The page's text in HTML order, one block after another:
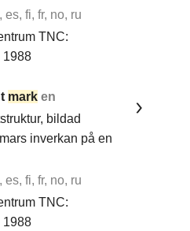
es, fi, fr, no, ru
TNC:
1988
mark en
bildad
inverkan på en
es, fi, fr, no, ru
TNC:
1988